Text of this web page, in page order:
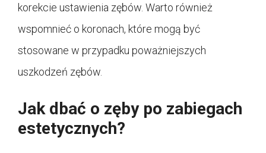
korekcie ustawienia zębów. Warto również
wspomnieć o koronach, które mogą być
stosowane w przypadku poważniejszych
uszkodzeń zębów.
Jak dbać o zęby po zabiegach
estetycznych?